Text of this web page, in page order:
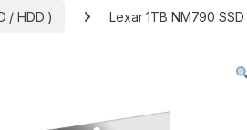
/ HDD ) Lexar 1TB NM790